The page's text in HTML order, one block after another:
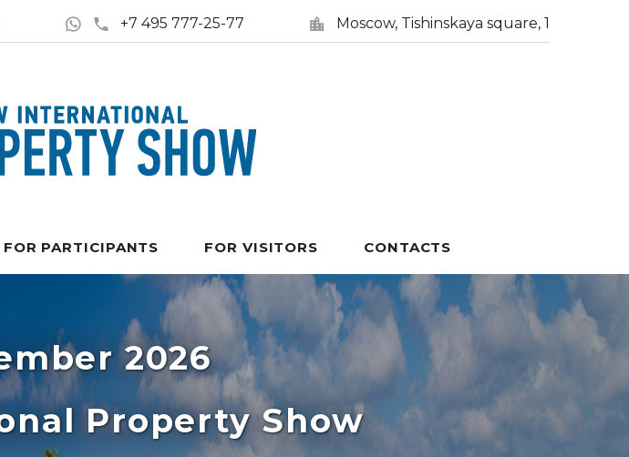
+7 495 777-25-77 Moscow, Tishinskaya square, 1
FOR PARTICIPANTS FOR VISITORS CONTACTS
2026
Property Show